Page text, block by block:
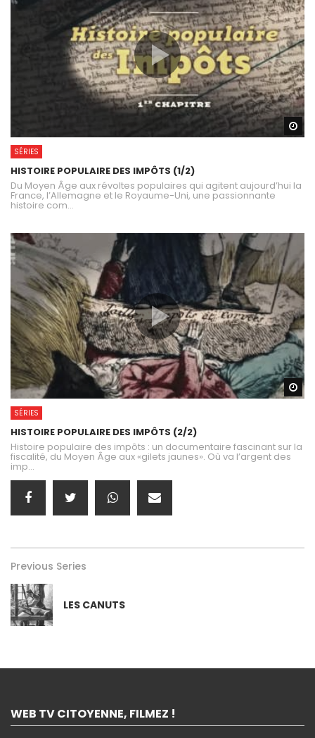
SÉRIES
HISTOIRE POPULAIRE DES IMPÔTS (1/2)
Du Moyen Âge aux révoltes populaires qui agitent aujourd’hui la
France, l’Allemagne et le Royaume-Uni, une passionnante
histoire com...
SÉRIES
HISTOIRE POPULAIRE DES IMPÔTS (2/2)
Histoire populaire des impôts : un documentaire fascinant sur la
fiscalité, du Moyen Âge aux «gilets jaunes». Où va l’argent des
imp...
Previous Series
LES CANUTS
WEB TV CITOYENNE, FILMEZ !